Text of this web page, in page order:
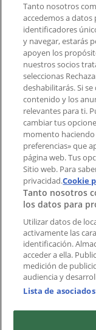
Contacto
Tienda mal
Notificar un
¿Encontraste
aplicación?
Índices
Marcas
Marcas locales
Negocios
Negocios
Productos
Productos
Ciudades
Descargar la
Tanto nosotros
accedemos a datos
identificadores
y navegar, estarás
apoyen los
nuestros socios
seleccionas
deshabilitarás. Si
contenido y los
relevantes para ti.
cambiar tus
momento haciendo
preferencias» que
página web. Tus
Sitio web. Para
privacidad.Cookie
Tanto nosotros
los datos para
Utilizar datos de
activamente las
identificación.
acceder a ella.
medición de
audiencia y
Lista de